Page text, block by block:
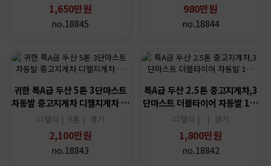
1,650만원
no.18845
980만원
no.18844
귀한 특A급 두산 5톤 3단마스트
자동발 중고지게차 디젤지게차 …
디젤식 | 5톤 | 경기
2,100만원
no.18843
특A급 두산 2.5톤 중고지게차,3
단마스트 더블타이어 자동발 1…
디젤식 | | 경기
1,800만원
no.18842